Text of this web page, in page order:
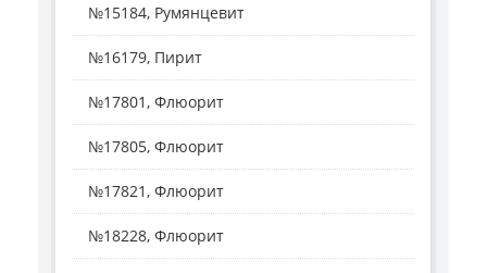
№15184, Румянцевит
№16179, Пирит
№17801, Флюорит
№17805, Флюорит
№17821, Флюорит
№18228, Флюорит